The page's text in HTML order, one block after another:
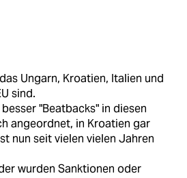
Ungarn, Kroatien, Italien und
sind.
"Beatbacks" in diesen
angeordnet, in Kroatien gar
nun seit vielen vielen Jahren
wurden Sanktionen oder